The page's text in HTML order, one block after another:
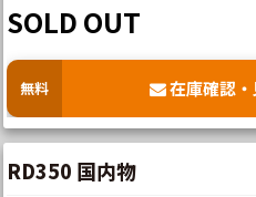
SOLD OUT
無料 在庫確認
RD350 国内物